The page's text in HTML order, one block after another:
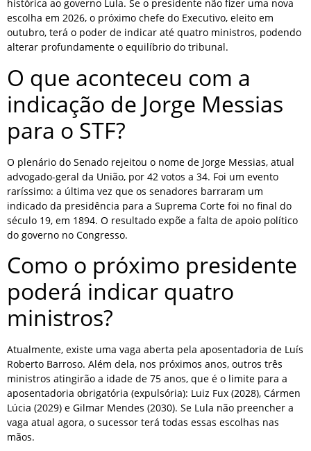
histórica ao governo Lula. Se o presidente não fizer uma nova
escolha em 2026, o próximo chefe do Executivo, eleito em
outubro, terá o poder de indicar até quatro ministros, podendo
alterar profundamente o equilíbrio do tribunal.
O que aconteceu com a
indicação de Jorge Messias
para o STF?
O plenário do Senado rejeitou o nome de Jorge Messias, atual
advogado-geral da União, por 42 votos a 34. Foi um evento
raríssimo: a última vez que os senadores barraram um
indicado da presidência para a Suprema Corte foi no final do
século 19, em 1894. O resultado expõe a falta de apoio político
do governo no Congresso.
Como o próximo presidente
poderá indicar quatro
ministros?
Atualmente, existe uma vaga aberta pela aposentadoria de Luís
Roberto Barroso. Além dela, nos próximos anos, outros três
ministros atingirão a idade de 75 anos, que é o limite para a
aposentadoria obrigatória (expulsória): Luiz Fux (2028), Cármen
Lúcia (2029) e Gilmar Mendes (2030). Se Lula não preencher a
vaga atual agora, o sucessor terá todas essas escolhas nas
mãos.